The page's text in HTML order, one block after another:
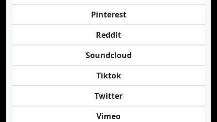
Pinterest
Reddit
Soundcloud
Tiktok
Twitter
Vimeo